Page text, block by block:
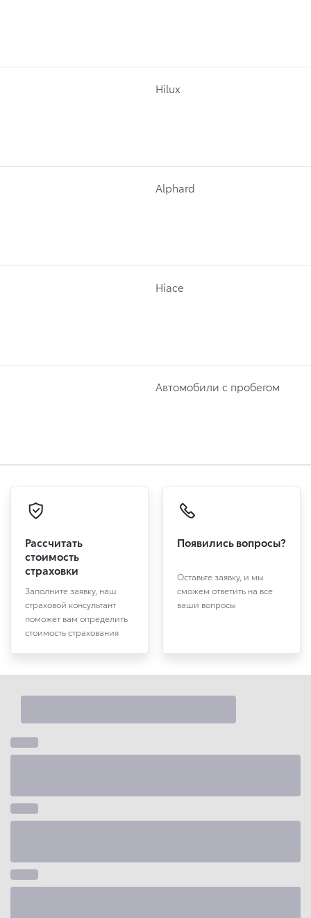
Hilux
Alphard
Hiace
Автомобили с пробегом
Рассчитать
стоимость
страховки
Заполните заявку, наш
страховой консультант
поможет вам определить
стоимость страхования
Появились вопросы?
Оставьте заявку, и мы
сможем ответить на все
ваши вопросы